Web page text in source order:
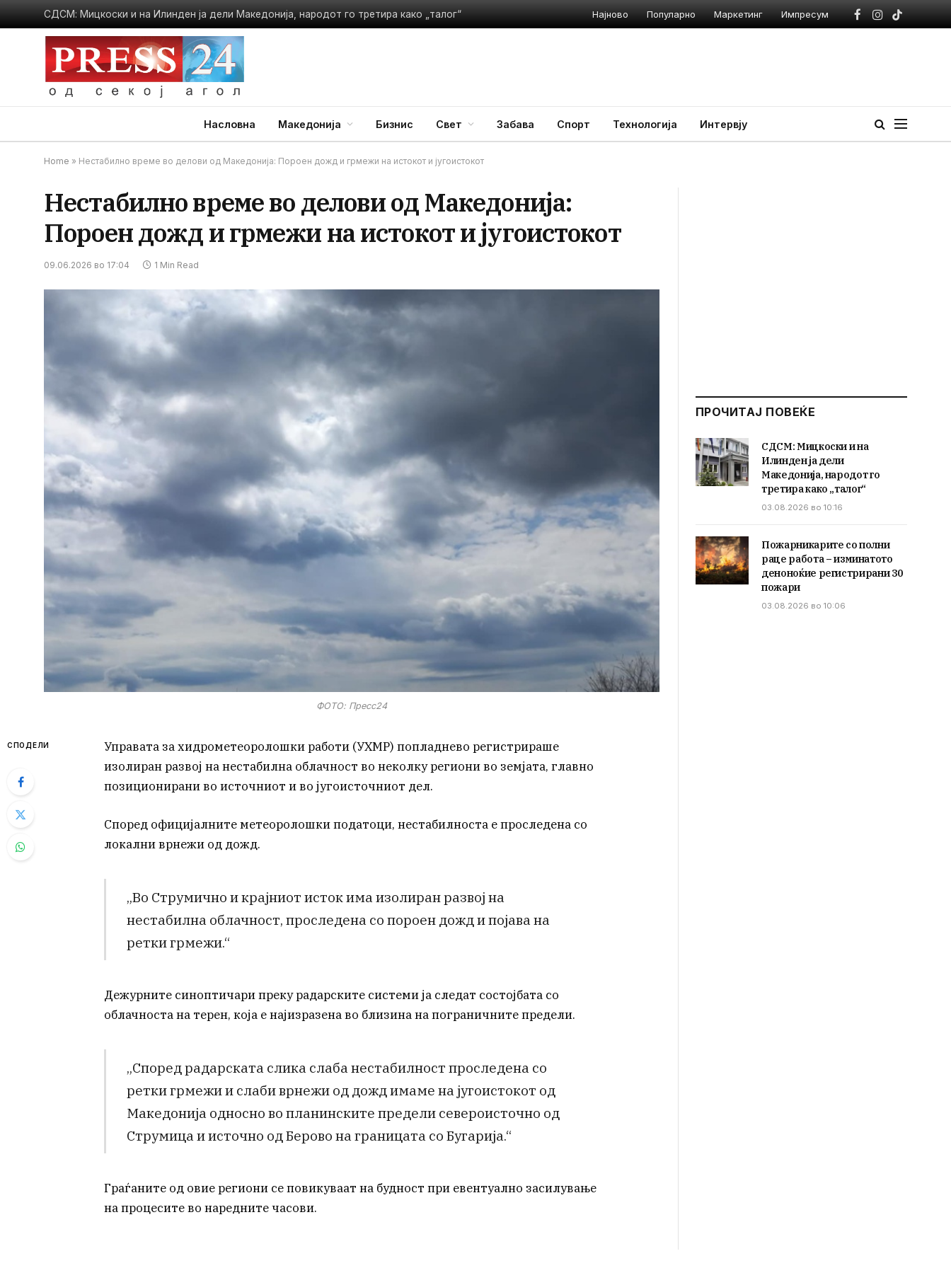
СДСМ: Мицкоски и на Илинден ја дели Македонија, народот го третира како „талог“ Најново Популарно Маркетинг Импресум
Facebook
Instagram
TikTok
Насловна Македонија Бизнис Свет Забава Спорт Технологија Интервју
Home » Нестабилно време во делови од Македонија: Пороен дожд и грмежи на истокот и југоистокот
Нестабилно време во делови од Македонија:
Пороен дожд и грмежи на истокот и југоистокот
09.06.2026 во 17:04 1 Min Read
ФОТО: Пресс24
СПОДЕЛИ
Управата за хидрометеоролошки работи (УХМР) попладнево регистрираше
изолиран развој на нестабилна облачност во неколку региони во земјата, главно
позиционирани во источниот и во југоисточниот дел.
Според официјалните метеоролошки податоци, нестабилноста е проследена со
локални врнежи од дожд.
„Во Струмично и крајниот исток има изолиран развој на
нестабилна облачност, проследена со пороен дожд и појава на
ретки грмежи.“
Дежурните синоптичари преку радарските системи ја следат состојбата со
облачноста на терен, која е најизразена во близина на пограничните предели.
„Според радарската слика слаба нестабилност проследена со
ретки грмежи и слаби врнежи од дожд имаме на југоистокот од
Македонија односно во планинските предели североисточно од
Струмица и источно од Берово на границата со Бугарија.“
Граѓаните од овие региони се повикуваат на будност при евентуално засилување
на процесите во наредните часови.
ПРОЧИТАЈ ПОВЕЌЕ
СДСМ: Мицкоски и на
Илинден ја дели
Македонија, народот го
третира како „талог“
03.08.2026 во 10:16
Пожарникарите со полни
раце работа – изминатото
деноноќие регистрирани 30
пожари
03.08.2026 во 10:06